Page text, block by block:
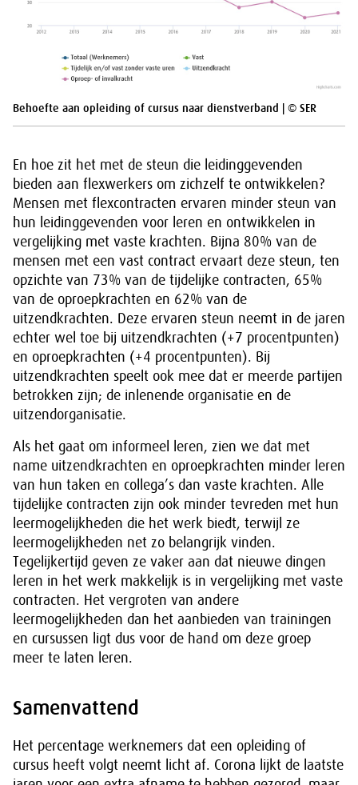
Behoefte aan opleiding of cursus naar dienstverband | © SER
En hoe zit het met de steun die leidinggevenden
bieden aan flexwerkers om zichzelf te ontwikkelen?
Mensen met flexcontracten ervaren minder steun van
hun leidinggevenden voor leren en ontwikkelen in
vergelijking met vaste krachten. Bijna 80% van de
mensen met een vast contract ervaart deze steun, ten
opzichte van 73% van de tijdelijke contracten, 65%
van de oproepkrachten en 62% van de
uitzendkrachten. Deze ervaren steun neemt in de jaren
echter wel toe bij uitzendkrachten (+7 procentpunten)
en oproepkrachten (+4 procentpunten). Bij
uitzendkrachten speelt ook mee dat er meerde partijen
betrokken zijn; de inlenende organisatie en de
uitzendorganisatie.
Als het gaat om informeel leren, zien we dat met
name uitzendkrachten en oproepkrachten minder leren
van hun taken en collega’s dan vaste krachten. Alle
tijdelijke contracten zijn ook minder tevreden met hun
leermogelijkheden die het werk biedt, terwijl ze
leermogelijkheden net zo belangrijk vinden.
Tegelijkertijd geven ze vaker aan dat nieuwe dingen
leren in het werk makkelijk is in vergelijking met vaste
contracten. Het vergroten van andere
leermogelijkheden dan het aanbieden van trainingen
en cursussen ligt dus voor de hand om deze groep
meer te laten leren.
Samenvattend
Het percentage werknemers dat een opleiding of
cursus heeft volgt neemt licht af. Corona lijkt de laatste